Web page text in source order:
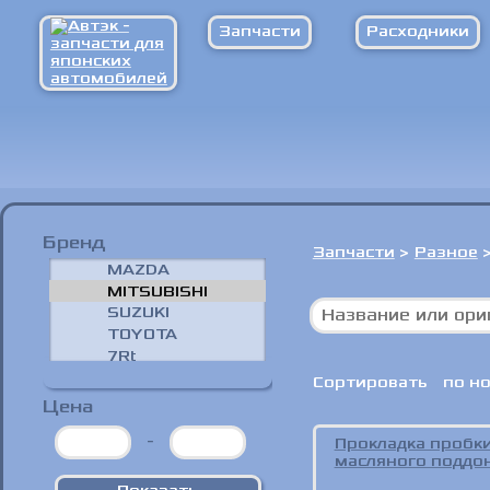
Запчасти Расходники
Бренд
Цена
-
Запчасти > Разное >
Сортировать по
Прокладка
масляного